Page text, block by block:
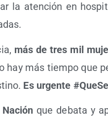
la aten­ción en
más de tres mil
hay más tiem­po que
Es urgen­te
que deba­ta y